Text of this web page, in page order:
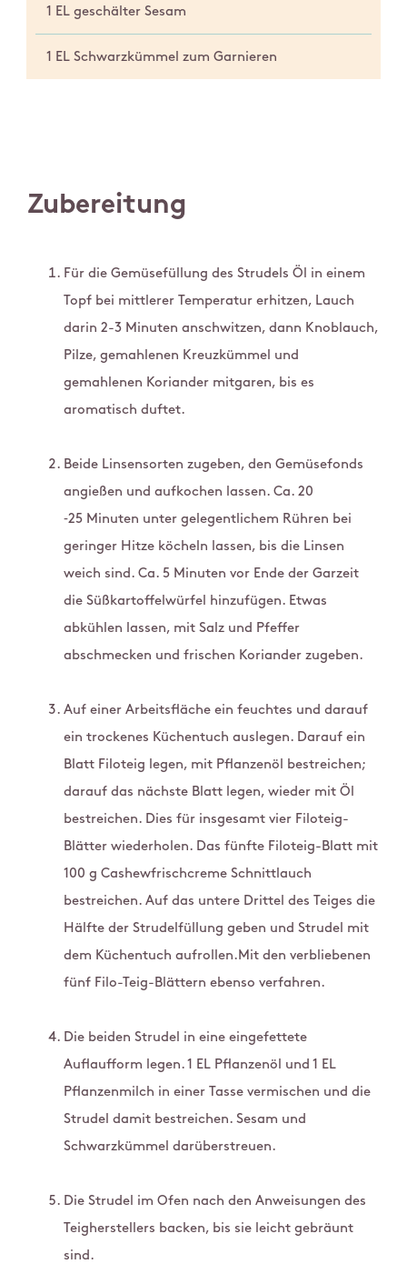
1 EL geschälter Sesam
1 EL Schwarzkümmel zum Garnieren
Zubereitung
Für die Gemüsefüllung des Strudels Öl in einem
Topf bei mittlerer Temperatur erhitzen, Lauch
darin 2-3 Minuten anschwitzen, dann Knoblauch,
Pilze, gemahlenen Kreuzkümmel und
gemahlenen Koriander mitgaren, bis es
aromatisch duftet.
Beide Linsensorten zugeben, den Gemüsefonds
angießen und aufkochen lassen. Ca. 20
‑25 Minuten unter gelegentlichem Rühren bei
geringer Hitze köcheln lassen, bis die Linsen
weich sind. Ca. 5 Minuten vor Ende der Garzeit
die Süßkartoffelwürfel hinzufügen. Etwas
abkühlen lassen, mit Salz und Pfeffer
abschmecken und frischen Koriander zugeben.
Auf einer Arbeitsfläche ein feuchtes und darauf
ein trockenes Küchentuch auslegen. Darauf ein
Blatt Filoteig legen, mit Pflanzenöl bestreichen;
darauf das nächste Blatt legen, wieder mit Öl
bestreichen. Dies für insgesamt vier Filoteig-
Blätter wiederholen. Das fünfte Filoteig-Blatt mit
100 g Cashewfrischcreme Schnittlauch
bestreichen. Auf das untere Drittel des Teiges die
Hälfte der Strudelfüllung geben und Strudel mit
dem Küchentuch aufrollen.Mit den verbliebenen
fünf Filo-Teig-Blättern ebenso verfahren.
Die beiden Strudel in eine eingefettete
Auflaufform legen. 1 EL Pflanzenöl und 1 EL
Pflanzenmilch in einer Tasse vermischen und die
Strudel damit bestreichen. Sesam und
Schwarzkümmel darüberstreuen.
Die Strudel im Ofen nach den Anweisungen des
Teigherstellers backen, bis sie leicht gebräunt
sind.